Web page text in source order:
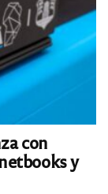
con
y